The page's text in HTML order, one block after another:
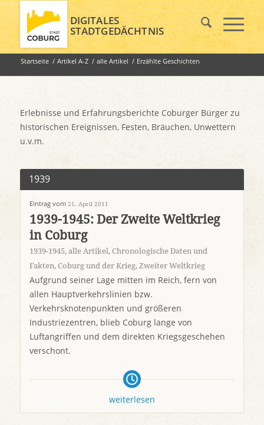
DIGITALES
STADTGEDÄCHTNIS
Startseite / Artikel A-Z / alle Artikel / Erzählte Geschichten
Erlebnisse und Erfahrungsberichte Coburger Bürger zu
historischen Ereignissen, Festen, Bräuchen, Unwettern
u.v.m.
1939
Eintrag vom 21. April 2011
1939-1945: Der Zweite Weltkrieg
in Coburg
1939-1945, alle Artikel, Chronologische Daten und
Fakten, Coburg und der Krieg, Zweiter Weltkrieg
Aufgrund seiner Lage mitten im Reich, fern von
allen Hauptverkehrslinien bzw.
Verkehrsknotenpunkten und größeren
Industriezentren, blieb Coburg lange von
Luftangriffen und dem direkten Kriegsgeschehen
verschont.
weiterlesen